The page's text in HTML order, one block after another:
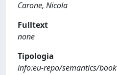
Carone, Nicola
Fulltext
none
Tipologia
info:eu-repo/semantics/book